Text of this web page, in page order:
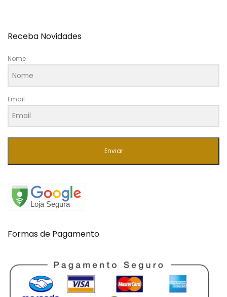
Receba Novidades
Nome
Email
Enviar
Formas de Pagamento